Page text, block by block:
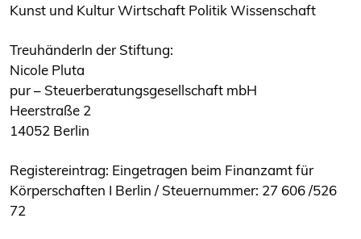
Kunst und Kultur Wirtschaft Politik Wissenschaft
TreuhänderIn der Stiftung:
Nicole Pluta
pur – Steuerberatungsgesellschaft mbH
Heerstraße 2
14052 Berlin
Registereintrag: Eingetragen beim Finanzamt für
Körperschaften I Berlin / Steuernummer: 27 606 /526
72